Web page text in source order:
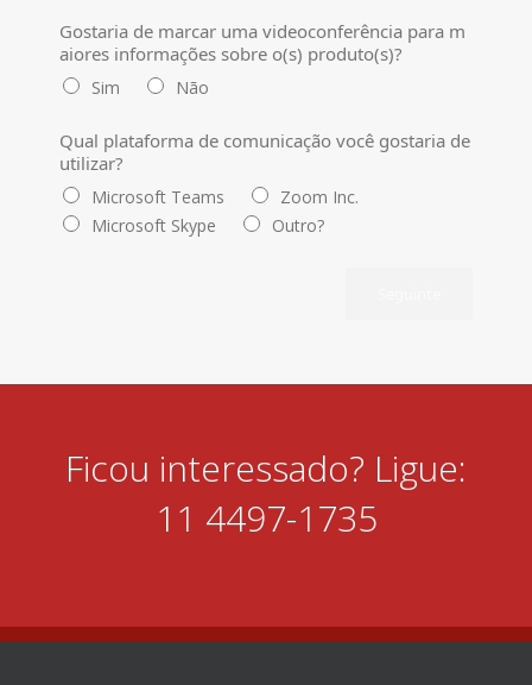
Gostaria de marcar uma videoconferência para m
aiores informações sobre o(s) produto(s)?
Sim Não
Qual plataforma de comunicação você gostaria de
utilizar?
Microsoft Teams
Zoom Inc.
Microsoft Skype
Outro?
Ficou interessado? Ligue:
11 4497-1735